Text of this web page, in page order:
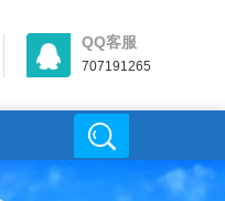
QQ客服
707191265